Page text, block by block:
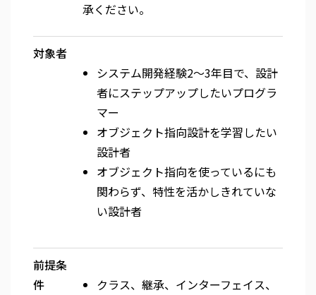
承ください。
対象者
システム開発経験2～3年目で、設計
者にステップアップしたいプログラ
マー
オブジェクト指向設計を学習したい
設計者
オブジェクト指向を使っているにも
関わらず、特性を活かしきれていな
い設計者
前提条
件
クラス、継承、インターフェイス、